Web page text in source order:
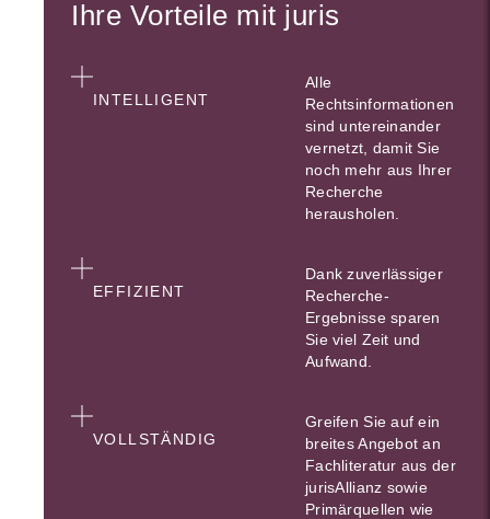
Ihre Vorteile mit juris
INTELLIGENT
Alle
Rechtsinformationen
sind untereinander
vernetzt, damit Sie
noch mehr aus Ihrer
Recherche
herausholen.
EFFIZIENT
Dank zuverlässiger
Recherche-
Ergebnisse sparen
Sie viel Zeit und
Aufwand.
VOLLSTÄNDIG
Greifen Sie auf ein
breites Angebot an
Fachliteratur aus der
jurisAllianz sowie
Primärquellen wie